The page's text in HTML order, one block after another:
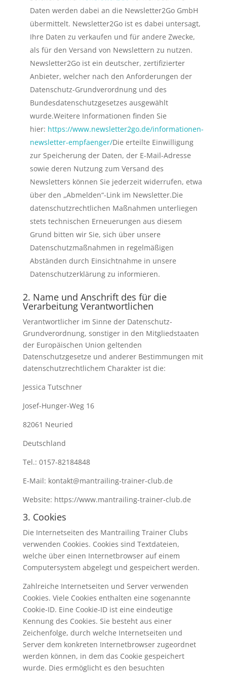
Daten werden dabei an die Newsletter2Go GmbH
übermittelt. Newsletter2Go ist es dabei untersagt,
Ihre Daten zu verkaufen und für andere Zwecke,
als für den Versand von Newslettern zu nutzen.
Newsletter2Go ist ein deutscher, zertifizierter
Anbieter, welcher nach den Anforderungen der
Datenschutz-Grundverordnung und des
Bundesdatenschutzgesetzes ausgewählt
wurde.Weitere Informationen finden Sie
hier: https://www.newsletter2go.de/informationen-
newsletter-empfaenger/Die erteilte Einwilligung
zur Speicherung der Daten, der E-Mail-Adresse
sowie deren Nutzung zum Versand des
Newsletters können Sie jederzeit widerrufen, etwa
über den „Abmelden“-Link im Newsletter.Die
datenschutzrechtlichen Maßnahmen unterliegen
stets technischen Erneuerungen aus diesem
Grund bitten wir Sie, sich über unsere
Datenschutzmaßnahmen in regelmäßigen
Abständen durch Einsichtnahme in unsere
Datenschutzerklärung zu informieren.
2. Name und Anschrift des für die
Verarbeitung Verantwortlichen
Verantwortlicher im Sinne der Datenschutz-
Grundverordnung, sonstiger in den Mitgliedstaaten
der Europäischen Union geltenden
Datenschutzgesetze und anderer Bestimmungen mit
datenschutzrechtlichem Charakter ist die:
Jessica Tutschner
Josef-Hunger-Weg 16
82061 Neuried
Deutschland
Tel.: 0157-82184848
E-Mail: kontakt@mantrailing-trainer-club.de
Website: https://www.mantrailing-trainer-club.de
3. Cookies
Die Internetseiten des Mantrailing Trainer Clubs
verwenden Cookies. Cookies sind Textdateien,
welche über einen Internetbrowser auf einem
Computersystem abgelegt und gespeichert werden.
Zahlreiche Internetseiten und Server verwenden
Cookies. Viele Cookies enthalten eine sogenannte
Cookie-ID. Eine Cookie-ID ist eine eindeutige
Kennung des Cookies. Sie besteht aus einer
Zeichenfolge, durch welche Internetseiten und
Server dem konkreten Internetbrowser zugeordnet
werden können, in dem das Cookie gespeichert
wurde. Dies ermöglicht es den besuchten